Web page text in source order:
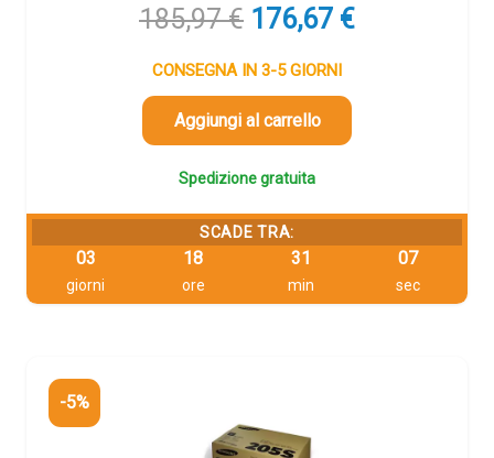
185,97€ Il
prezzo
originale
era:
185,97 €.
176,67 €Il
CONSEGNA IN 3-5 GIORNI
Aggiungi al carrello
Spedizione gratuita
SCADE TRA:
03
giorni
18
ore
31
min
06
sec
-5%